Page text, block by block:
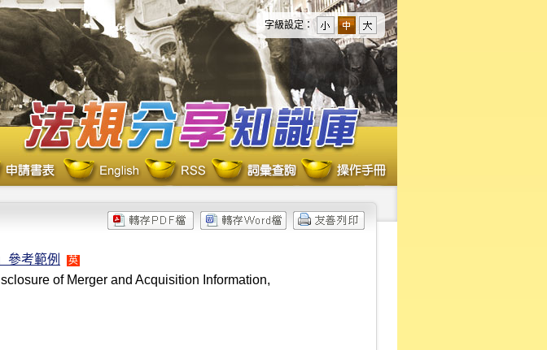
字級設定：
參考範例 英
of Merger and Acquisition Information,